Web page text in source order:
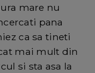
mare nu
pana
ca sa tineti
mai mult din
si sta asa la